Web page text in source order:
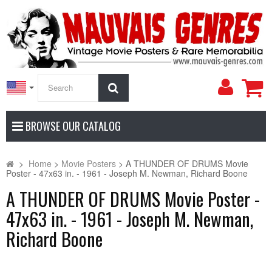
My
BROWSE OUR CATALOG
> Home > Movie Posters > A THUNDER OF DRUMS Movie
Poster - 47x63 in. - 1961 - Joseph M. Newman, Richard Boone
A THUNDER OF DRUMS Movie Poster -
47x63 in. - 1961 - Joseph M. Newman,
Richard Boone